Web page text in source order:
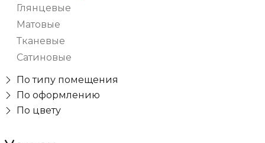
Глянцевые
Матовые
Тканевые
Сатиновые
По типу помещения
В спальню
Для дачи
По оформлению
Бесшовные
По цвету